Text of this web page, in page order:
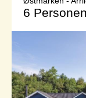
6 Personen